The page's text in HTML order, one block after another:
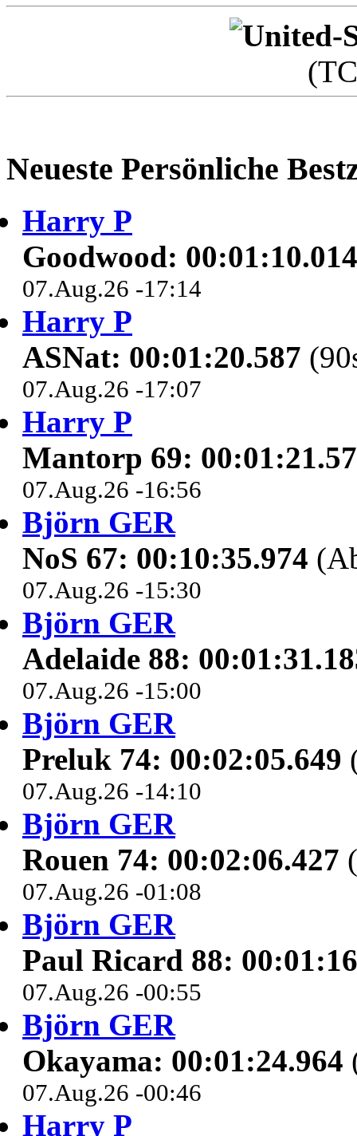
Neueste Persönliche
Harry P
Goodwood: 00:01:10.014
07.Aug.26 -17:14
Harry P
ASNat: 00:01:20.587
07.Aug.26 -17:07
Harry P
Mantorp 69:
07.Aug.26 -16:56
Björn GER
NoS 67: 00:10:35.974
07.Aug.26 -15:30
Björn GER
Adelaide 88:
07.Aug.26 -15:00
Björn GER
Preluk 74: 00:02:05.649
07.Aug.26 -14:10
Björn GER
Rouen 74: 00:02:06.427
07.Aug.26 -01:08
Björn GER
Paul Ricard 88:
07.Aug.26 -00:55
Björn GER
Okayama: 00:01:24.964
07.Aug.26 -00:46
Harry P